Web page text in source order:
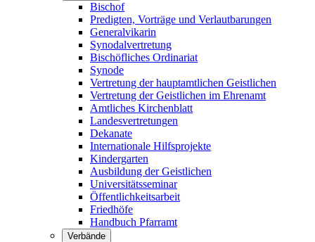
Bischof
Predigten, Vorträge und Verlautbarungen
Generalvikarin
Synodalvertretung
Bischöfliches Ordinariat
Synode
Vertretung der hauptamtlichen Geistlichen
Vertretung der Geistlichen im Ehrenamt
Amtliches Kirchenblatt
Landesvertretungen
Dekanate
Internationale Hilfsprojekte
Kindergarten
Ausbildung der Geistlichen
Universitätsseminar
Öffentlichkeitsarbeit
Friedhöfe
Handbuch Pfarramt
Verbände